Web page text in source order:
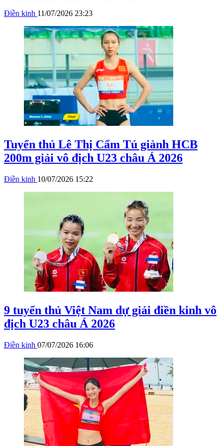
Điền kinh 11/07/2026 23:23
Tuyển thủ Lê Thị Cẩm Tú giành HCB
200m giải vô địch U23 châu Á 2026
Điền kinh 10/07/2026 15:22
9 tuyển thủ Việt Nam dự giải điền kinh vô
địch U23 châu Á 2026
Điền kinh 07/07/2026 16:06